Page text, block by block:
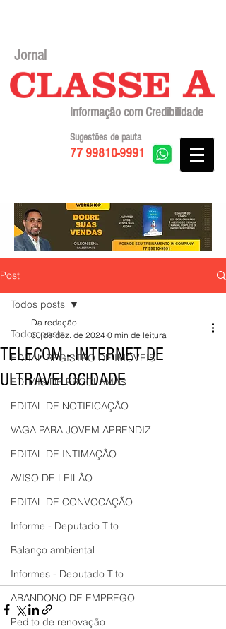
Jornal
Informação com Credibilidade
77 99810-9991
Sugestões de pauta
Post
Todos posts
EDITAL REGISTRO DE IMÓVEIS
EDITAIS DE PROCLAMAS
EDITAL DE NOTIFICAÇÃO
VAGA PARA JOVEM APRENDIZ
EDITAL DE INTIMAÇÃO
AVISO DE LEILÃO
EDITAL DE CONVOCAÇÃO
Informe - Deputado Tito
Balanço ambiental
Informes - Deputado Tito
ABANDONO DE EMPREGO
Pedito de renovação
Todos posts
TELECOM - INTERNET DE
ULTRAVELOCIDADE
Da redação
30 de dez. de 2024 0 min de leitura